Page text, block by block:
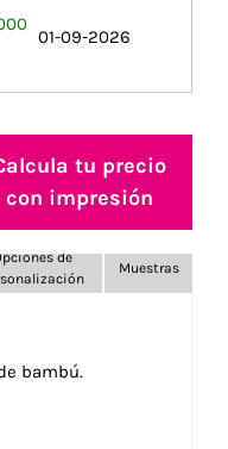
01-09-2026
tu precio
con impresión
de
Muestras
bambú.